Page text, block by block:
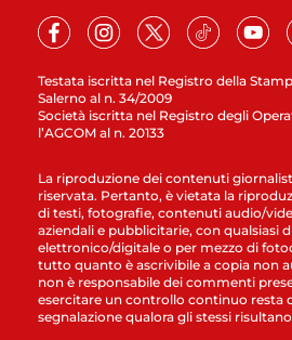
Testata iscritta nel Registro della
Salerno al n. 34/2009
Società iscritta nel Registro degli
l’AGCOM al n. 20133
La riproduzione dei contenuti
riservata. Pertanto, è vietata la
di testi, fotografie, contenuti audio/
aziendali e pubblicitarie, con qualsiasi
elettronico/digitale o per mezzo di
tutto quanto è ascrivibile a copia non
non è responsabile dei commenti
esercitare un controllo continuo resta
segnalazione qualora gli stessi